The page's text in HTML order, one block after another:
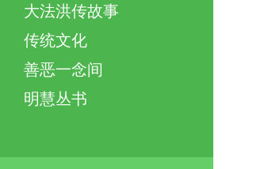
大法洪传故事
传统文化
善恶一念间
明慧丛书